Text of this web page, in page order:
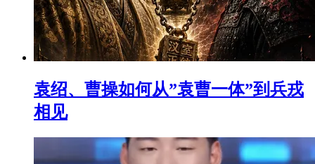
袁绍、曹操如何从”袁曹一体”到兵戎
相见